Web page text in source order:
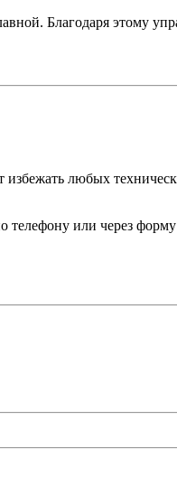
Благодаря этому
любых
или через